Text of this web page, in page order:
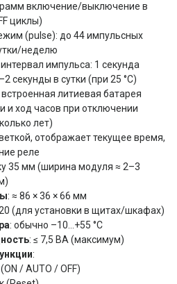
включение/выключение в
циклы)
(pulse): до 44 импульсных
неделю
импульса: 1 секунда
секунды в сутки (при 25 °C)
встроенная литиевая батарея
и ход часов при отключении
лет)
отображает текущее время,
реле
35 мм (ширина модуля ≈ 2–3
: ≈ 86 × 36 × 66 мм
(для установки в щитах/шкафах)
: обычно –10…+55 °C
: ≤ 7,5 ВА (максимум)
:
/ AUTO / OFF)